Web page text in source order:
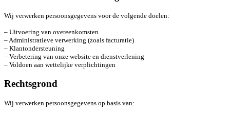
Wij verwerken persoonsgegevens voor de volgende doelen:
– Uitvoering van overeenkomsten
– Administratieve verwerking (zoals facturatie)
– Klantondersteuning
– Verbetering van onze website en dienstverlening
– Voldoen aan wettelijke verplichtingen
Rechtsgrond
Wij verwerken persoonsgegevens op basis van: